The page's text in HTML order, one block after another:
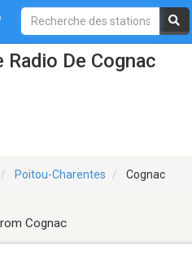
De Cognac
Poitou-Charentes Cognac
Cognac